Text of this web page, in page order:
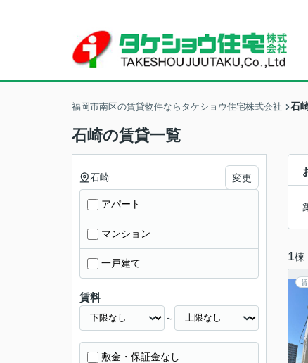
福岡市南区の賃貸物件ならタケショウ住宅株式会社 石
石崎の賃貸一覧
1棟
石崎 変更
アパート
マンション
一戸建て
賃料
～
敷金・保証金なし